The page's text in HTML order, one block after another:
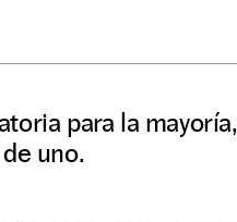
para la
uno.